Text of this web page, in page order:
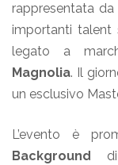
rappresentata da
importanti talent
legato a
Magnolia. Il
un esclusivo
L’evento è
Background